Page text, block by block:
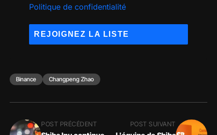
Politique de confidentialité
Binance Changpeng Zhao
POST PRÉCÉDENT POST SUIVANT